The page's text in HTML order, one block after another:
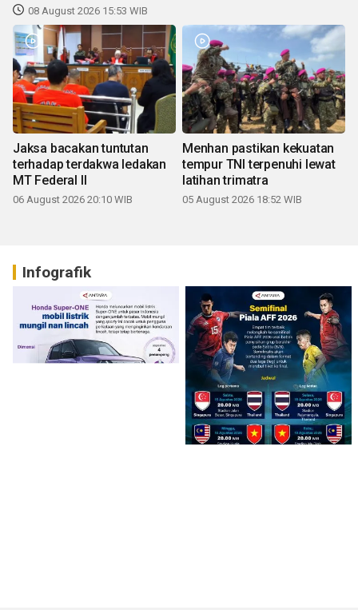
08 August 2026 15:53 WIB
Jaksa bacakan tuntutan
terhadap terdakwa ledakan
MT Federal II
06 August 2026 20:10 WIB
Menhan pastikan kekuatan
tempur TNI terpenuhi lewat
latihan trimatra
05 August 2026 18:52 WIB
Infografik